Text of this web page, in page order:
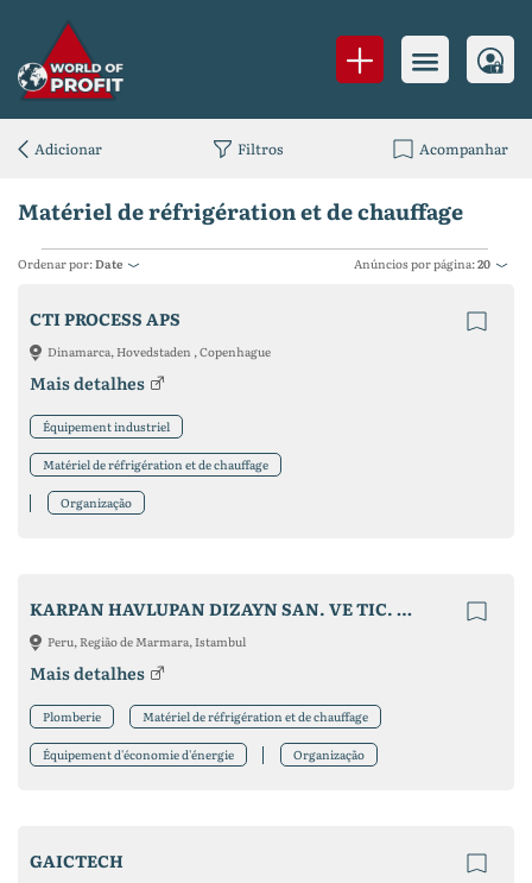
Matériel de réfrigération et de chauffage
Ordenar por:Date Anúncios por página:20
CTI PROCESS APS
Dinamarca, Hovedstaden , Copenhague
Mais detalhes
Équipement industriel
Matériel de réfrigération et de chauffage
Organização
KARPAN HAVLUPAN DIZAYN SAN. VE TIC. A.S.
Peru, Região de Marmara, Istambul
Mais detalhes
Plomberie Matériel de réfrigération et de chauffage
Équipement d'économie d'énergie Organização
GAICTECH
Adicionar Filtros Acompanhar